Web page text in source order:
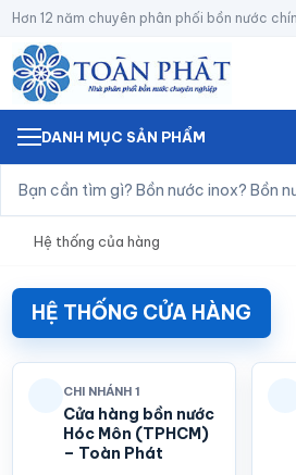
Hơn 12 năm chuyên phân phối bồn nước
DANH MỤC SẢN PHẨM
Hệ thống của hàng
HỆ THỐNG CỬA HÀNG
CHI NHÁNH 1
Cửa hàng bồn nước
Hóc Môn (TPHCM)
– Toàn Phát